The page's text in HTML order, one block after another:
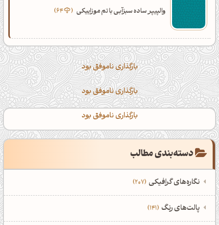
والپیپر ساده سبزآبی با تم موزاییکی 64
بارگذاری ناموفق بود
بارگذاری ناموفق بود
بارگذاری ناموفق بود
دسته‌بندی مطالب
نگاره‌های گرافیکی 207
‌همه دسته‌بندی‌های نگاره‌های گرافیکی
‌پالت‌های رنگ 141